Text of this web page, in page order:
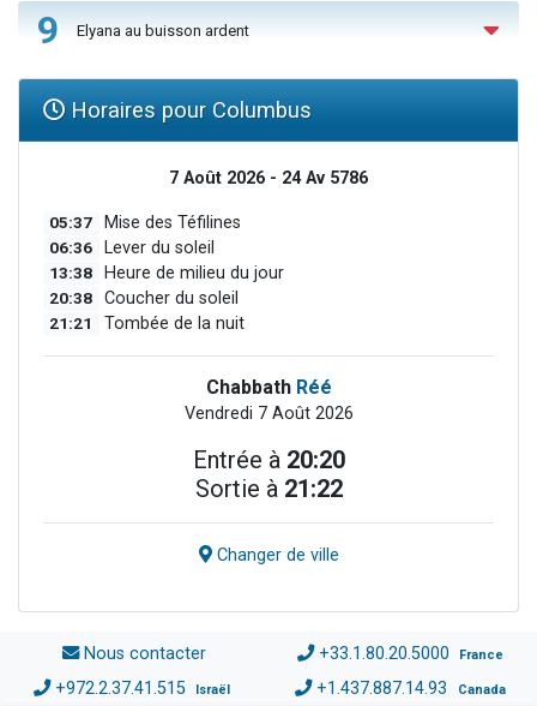
9 Elyana au buisson ardent
Horaires pour Columbus
7 Août 2026 - 24 Av 5786
05:37 Mise des Téfilines
06:36 Lever du soleil
13:38 Heure de milieu du jour
20:38 Coucher du soleil
21:21 Tombée de la nuit
Chabbath Réé
Vendredi 7 Août 2026
Entrée à 20:20
Sortie à 21:22
Changer de ville
Nous contacter +33.1.80.20.5000 France
+972.2.37.41.515 Israël +1.437.887.14.93 Canada